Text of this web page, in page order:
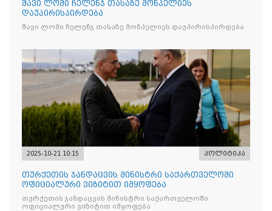
შავი ლომი ჩელენჯ თასაზე მონპელიეს
დაუპირისპირდება
შავი ლომი ჩელენჯ თასაზე მონპელიეს დაუპირისპირდება
2025-10-21 10:15 პოლიტიკა
თურქეთის ჯანდაცვის მინისტრი საქართველოში
ოფიციალური ვიზიტით იმყოფება
თურქეთის ჯანდაცვის მინისტრი საქართველოში
ოფიციალური ვიზიტით იმყოფება